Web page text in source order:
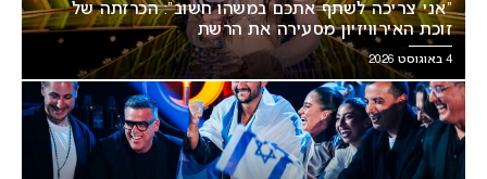
“אני צריכה לשתף אתכם במשהו חשוב”: הכרזתה של
זוכת האירוויזיון מסעירה את הרשת
4 באוגוסט 2026